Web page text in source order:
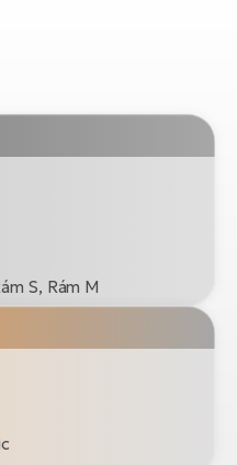
S, Rám M